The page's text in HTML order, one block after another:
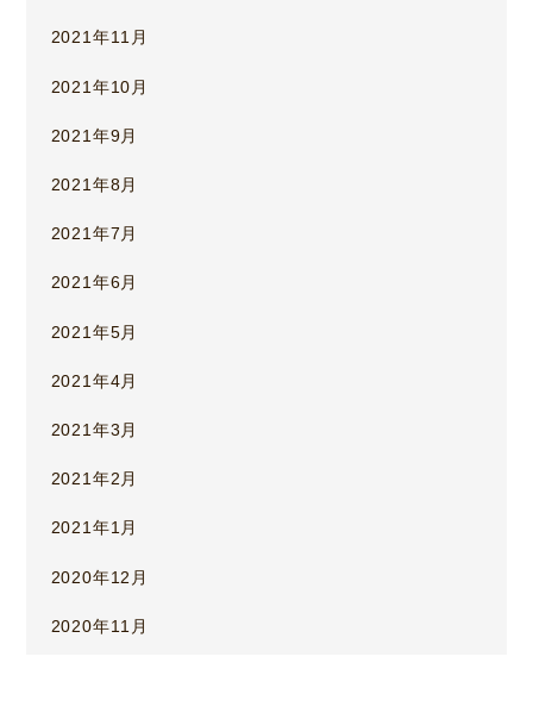
2021年11月
2021年10月
2021年9月
2021年8月
2021年7月
2021年6月
2021年5月
2021年4月
2021年3月
2021年2月
2021年1月
2020年12月
2020年11月